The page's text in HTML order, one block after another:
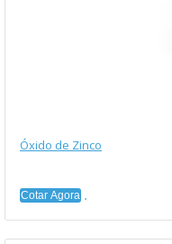
Óxido de Zinco
Cotar Agora